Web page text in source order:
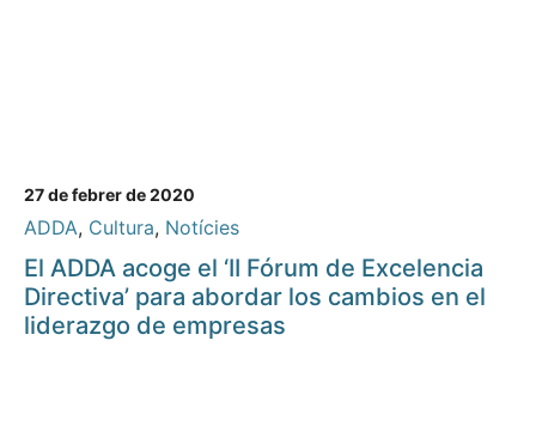
27 de febrer de 2020
ADDA, Cultura, Notícies
El ADDA acoge el ‘II Fórum de Excelencia
Directiva’ para abordar los cambios en el
liderazgo de empresas